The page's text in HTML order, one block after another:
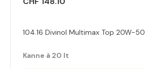
104.16 Divinol Multimax Top 20W-50
Kanne à 20 lt